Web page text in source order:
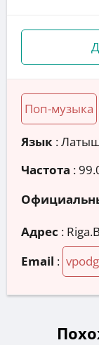
Поп-музыка
Язык :
Частота :
Адрес :
Email :